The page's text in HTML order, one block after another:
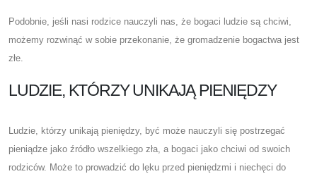
Podobnie, jeśli nasi rodzice nauczyli nas, że bogaci ludzie są chciwi,
możemy rozwinąć w sobie przekonanie, że gromadzenie bogactwa jest
złe.
LUDZIE, KTÓRZY UNIKAJĄ PIENIĘDZY
Ludzie, którzy unikają pieniędzy, być może nauczyli się postrzegać
pieniądze jako źródło wszelkiego zła, a bogaci jako chciwi od swoich
rodziców. Może to prowadzić do lęku przed pieniędzmi i niechęci do